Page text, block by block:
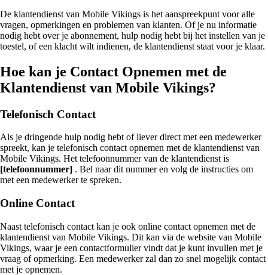
De klantendienst van Mobile Vikings is het aanspreekpunt voor alle
vragen, opmerkingen en problemen van klanten. Of je nu informatie
nodig hebt over je abonnement, hulp nodig hebt bij het instellen van je
toestel, of een klacht wilt indienen, de klantendienst staat voor je klaar.
Hoe kan je Contact Opnemen met de
Klantendienst van Mobile Vikings?
Telefonisch Contact
Als je dringende hulp nodig hebt of liever direct met een medewerker
spreekt, kan je telefonisch contact opnemen met de klantendienst van
Mobile Vikings. Het telefoonnummer van de klantendienst is
[telefoonnummer] . Bel naar dit nummer en volg de instructies om
met een medewerker te spreken.
Online Contact
Naast telefonisch contact kan je ook online contact opnemen met de
klantendienst van Mobile Vikings. Dit kan via de website van Mobile
Vikings, waar je een contactformulier vindt dat je kunt invullen met je
vraag of opmerking. Een medewerker zal dan zo snel mogelijk contact
met je opnemen.